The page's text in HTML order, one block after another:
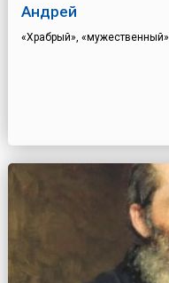
Андрей
«Храбрый», «мужественный»